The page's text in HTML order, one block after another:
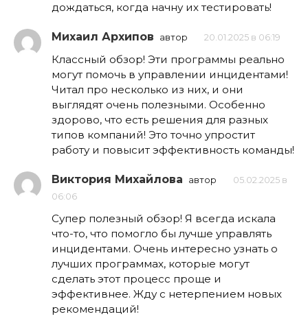
дождаться, когда начну их тестировать!
Михаил Архипов автор 20.01.2025 в 06:19
Классный обзор! Эти программы реально
могут помочь в управлении инцидентами!
Читал про несколько из них, и они
выглядят очень полезными. Особенно
здорово, что есть решения для разных
типов компаний! Это точно упростит
работу и повысит эффективность команды!
Виктория Михайлова автор
05.02.2025 в
06:06
Супер полезный обзор! Я всегда искала
что-то, что помогло бы лучше управлять
инцидентами. Очень интересно узнать о
лучших программах, которые могут
сделать этот процесс проще и
эффективнее. Жду с нетерпением новых
рекомендаций!